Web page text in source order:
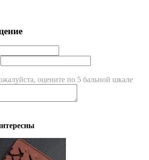
оцените по 5 бальной шкале